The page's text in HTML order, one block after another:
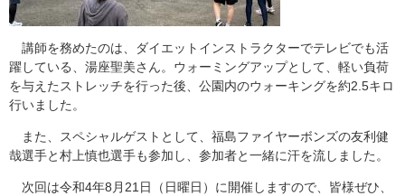
講師を務めたのは、ダイエットインストラクターでテレビでも活
躍している、湯座聖美さん。ウォーミングアップとして、軽い負荷
を与えたストレッチを行った後、公園内のウォーキングを約2.5キロ
行いました。
また、スペシャルゲストとして、福島ファイヤーボンズの友利健
哉選手と村上慎也選手も参加し、参加者と一緒に汗を流しました。
次回は令和4年8月21日（日曜日）に開催しますので、皆様ぜひ、